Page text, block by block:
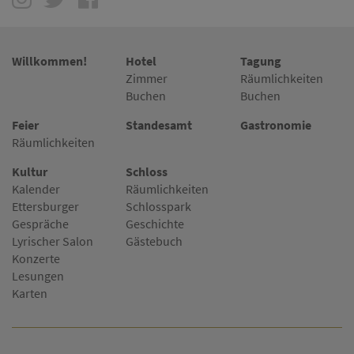
Willkommen!
Hotel
Zimmer
Buchen
Tagung
Räumlichkeiten
Buchen
Feier
Räumlichkeiten
Standesamt Gastronomie
Kultur
Kalender
Ettersburger
Gespräche
Lyrischer Salon
Konzerte
Lesungen
Karten
Schloss
Räumlichkeiten
Schlosspark
Geschichte
Gästebuch